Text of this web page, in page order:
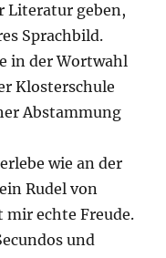
Literatur geben,
Sprachbild.
in der Wortwahl
Klosterschule
Abstammung
wie an der
Rudel von
echte Freude.
und